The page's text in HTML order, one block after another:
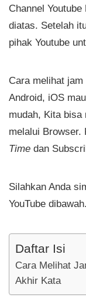
Channel
diatas. Setelah
pihak Youtube
Cara melihat
Android, iOS
mudah, Kita bisa
melalui Browser.
Time dan
Silahkan Anda
YouTube dibawah.
Daftar Isi
Cara Melihat
Akhir Kata